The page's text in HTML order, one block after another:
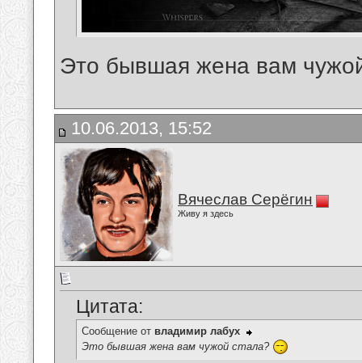
Это бывшая жена вам
10.06.2013, 15:52
Вячеслав Серёгин
Живу я здесь
Цитата:
Сообщение от владимир лабух
Это бывшая жена вам чужой стала?